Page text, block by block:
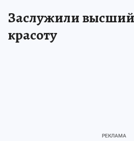
Заслужили высший
красоту